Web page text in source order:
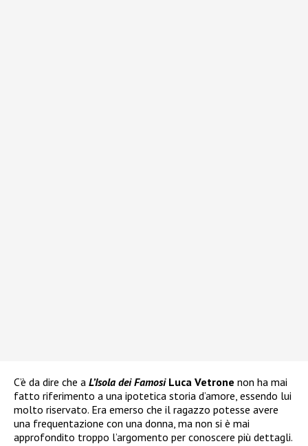
C’è da dire che a L’Isola dei Famosi Luca Vetrone non ha mai
fatto riferimento a una ipotetica storia d’amore, essendo lui
molto riservato. Era emerso che il ragazzo potesse avere
una frequentazione con una donna, ma non si è mai
approfondito troppo l’argomento per conoscere più dettagli.